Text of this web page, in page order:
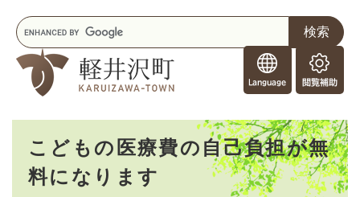
o
r
e
i
g
閲
覧
助
キ
ー
ワ
こどもの医療費の自己負担が無
料になります